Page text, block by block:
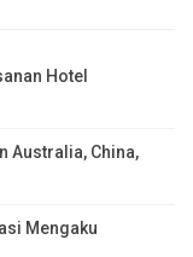
Hotel
Australia, China,
Mengaku